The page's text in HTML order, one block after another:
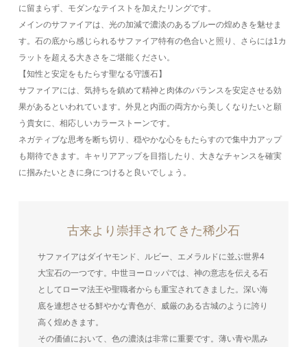
に留まらず、モダンなテイストを加えたリングです。
メインのサファイアは、光の加減で濃淡のあるブルーの煌めきを魅せま
す。石の底から感じられるサファイア特有の色合いと照り、さらには1カ
ラットを超える大きさをご堪能ください。
【知性と安定をもたらす聖なる守護石】
サファイアには、気持ちを鎮めて精神と肉体のバランスを安定させる効
果があるといわれています。外見と内面の両方から美しくなりたいと願
う貴女に、相応しいカラーストーンです。
ネガティブな思考を断ち切り、穏やかな心をもたらすので集中力アップ
も期待できます。キャリアアップを目指したり、大きなチャンスを確実
に掴みたいときに身につけると良いでしょう。
古来より崇拝されてきた稀少石
サファイアはダイヤモンド、ルビー、エメラルドに並ぶ世界4
大宝石の一つです。中世ヨーロッパでは、神の意志を伝える石
としてローマ法王や聖職者からも重宝されてきました。深い海
底を連想させる鮮やかな青色が、威厳のある古城のように誇り
高く煌めきます。
その価値において、色の濃淡は非常に重要です。薄い青や黒み